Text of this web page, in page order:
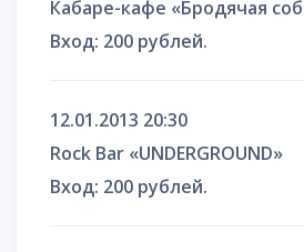
Кабаре-кафе «Бродячая
Вход: 200 рублей.
12.01.2013 20:30
Rock Bar «UNDERGROUND»
Вход: 200 рублей.